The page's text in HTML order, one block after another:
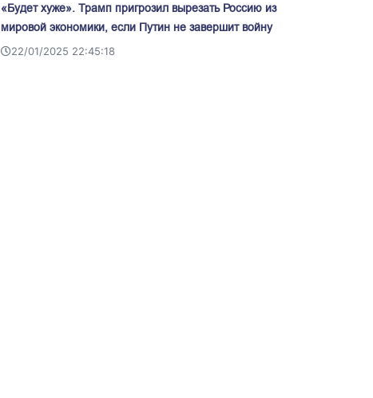
«Будет хуже». Трамп пригрозил вырезать Россию из
мировой экономики, если Путин не завершит войну
22/01/2025 22:45:18